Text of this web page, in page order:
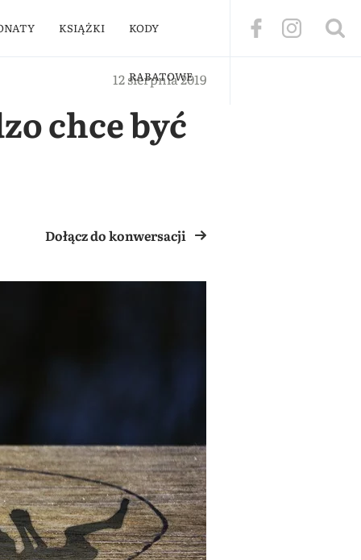
KSIĄŻKI KODY
RABATOWE
12 sierpnia 2019
chce być
Dołącz do konwersacji